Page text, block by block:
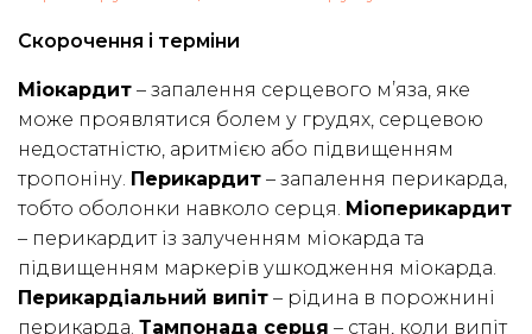
Скорочення і терміни
Міокардит – запалення серцевого м’яза, яке
може проявлятися болем у грудях, серцевою
недостатністю, аритмією або підвищенням
тропоніну. Перикардит – запалення перикарда,
тобто оболонки навколо серця. Міоперикардит
– перикардит із залученням міокарда та
підвищенням маркерів ушкодження міокарда.
Перикардіальний випіт – рідина в порожнині
перикарда. Тампонада серця – стан, коли випіт